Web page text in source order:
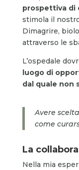
prospettiva di
stimola il
Dimagrire,
attraverso le
L’ospedale
luogo di
dal quale non
Avere
come
La
Nella mia